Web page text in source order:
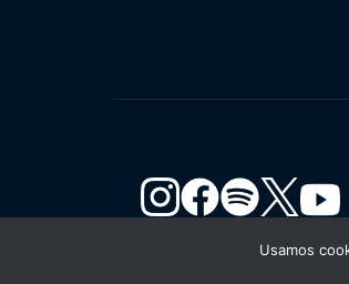
Usamos